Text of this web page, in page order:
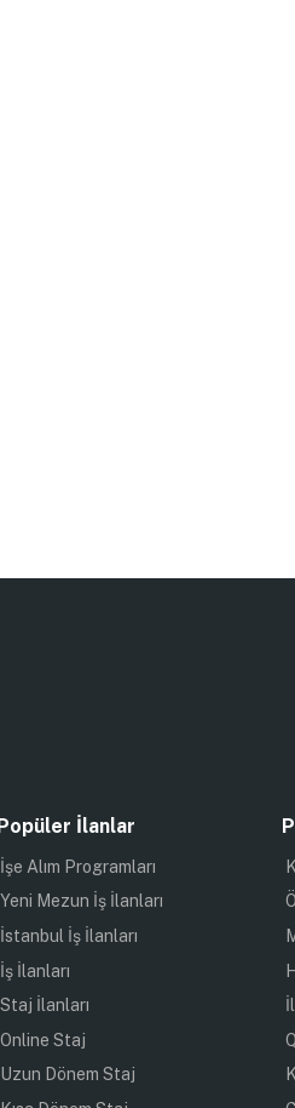
İlanlar
İşe Alım Programları
Yeni Mezun İş İlanları
İstanbul İş İlanları
İş İlanları
Staj İlanları
Online Staj
Uzun Dönem Staj